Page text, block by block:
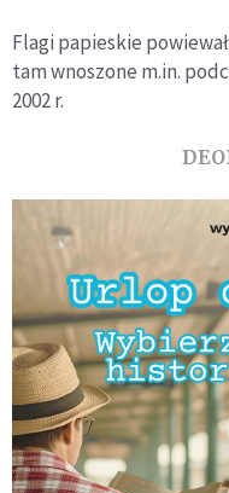
Flagi papieskie
tam wnoszone m.in.
2002 r.